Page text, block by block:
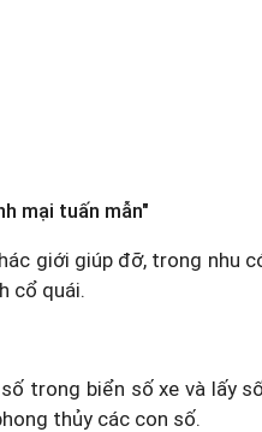
mại tuấn mẫn"
giới giúp đỡ, trong nhu
cổ quái.
trong biển số xe và lấy
thủy các con số.